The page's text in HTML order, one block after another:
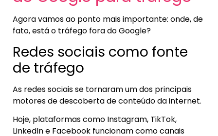
Agora vamos ao ponto mais importante: onde, de
fato, está o tráfego fora do Google?
Redes sociais como fonte
de tráfego
As redes sociais se tornaram um dos principais
motores de descoberta de conteúdo da internet.
Hoje, plataformas como Instagram, TikTok,
LinkedIn e Facebook funcionam como canais